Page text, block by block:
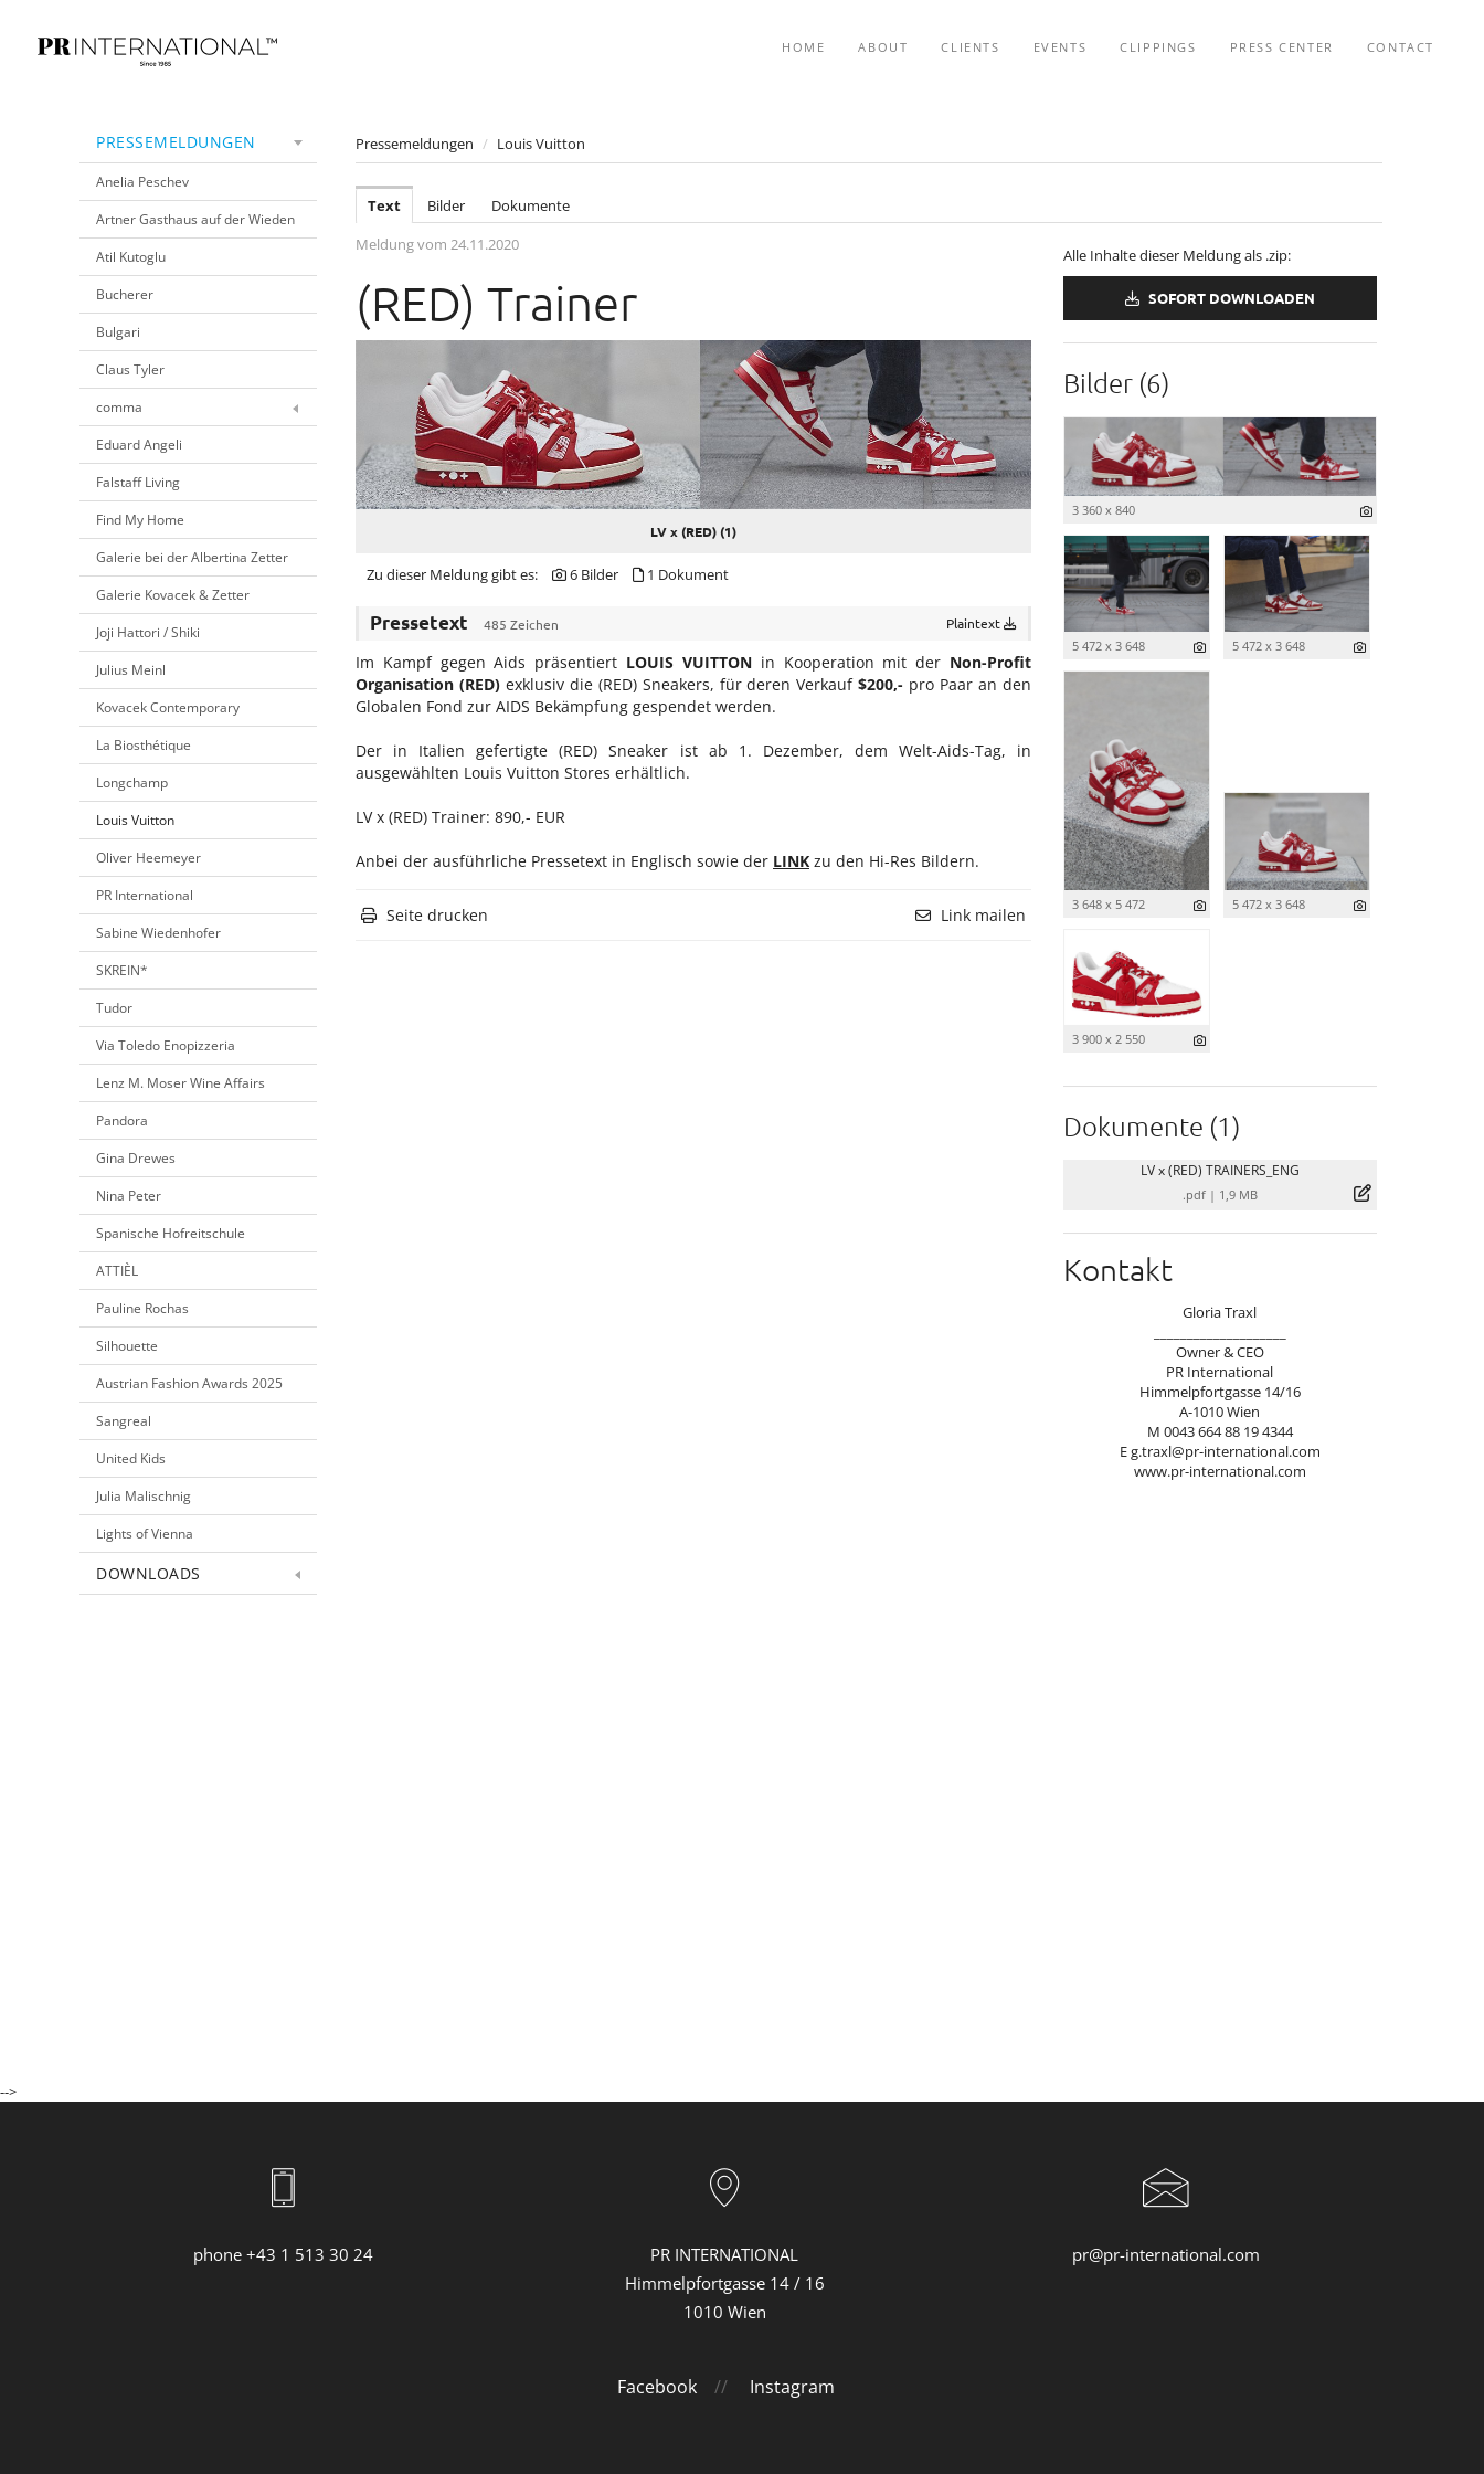
HOME ABOUT CLIENTS EVENTS CLIPPINGS PRESS CENTER CONTACT
PRESSEMELDUNGEN
Anelia Peschev
Artner Gasthaus auf der Wieden
Atil Kutoglu
Bucherer
Bulgari
Claus Tyler
comma
Eduard Angeli
Falstaff Living
Find My Home
Galerie bei der Albertina Zetter
Galerie Kovacek & Zetter
Joji Hattori / Shiki
Julius Meinl
Kovacek Contemporary
La Biosthétique
Longchamp
Louis Vuitton
Oliver Heemeyer
PR International
Sabine Wiedenhofer
SKREIN*
Tudor
Via Toledo Enopizzeria
Lenz M. Moser Wine Affairs
Pandora
Gina Drewes
Nina Peter
Spanische Hofreitschule
ATTIÈL
Pauline Rochas
Silhouette
Austrian Fashion Awards 2025
Sangreal
United Kids
Julia Malischnig
Lights of Vienna
DOWNLOADS
Pressemeldungen / Louis Vuitton
Text Bilder
Dokumente
Meldung vom 24.11.2020
(RED) Trainer
LV x (RED) (1)
Zu dieser Meldung gibt es: 6 Bilder 1 Dokument
Pressetext 485 Zeichen Plaintext
Im Kampf gegen Aids präsentiert LOUIS VUITTONin Kooperation mit der Non-Profit
Organisation (RED)exklusiv die (RED) Sneakers, für deren Verkauf$200,- pro Paar an den
Globalen Fond zur AIDS Bekämpfung gespendet werden.
Der in Italien gefertigte (RED) Sneaker ist ab 1. Dezember, dem Welt-Aids-Tag, in
ausgewählten Louis Vuitton Stores erhältlich.
LV x (RED) Trainer: 890,- EUR
Anbei der ausführliche Pressetext in Englisch sowie der LINK zu den Hi-Res Bildern.
Seite drucken Link mailen
Alle Inhalte dieser Meldung als .zip:
SOFORT DOWNLOADEN
Bilder (6)
3 360 x 840
5 472 x 3 648 5 472 x 3 648
3 648 x 5 472 5 472 x 3 648
3 900 x 2 550
Dokumente (1)
LV x (RED) TRAINERS_ENG
.pdf| 1,9 MB
Kontakt
Gloria Traxl
Owner & CEO
PR International
Himmelpfortgasse 14/16
A-1010 Wien
M 0043 664 88 19 4344
Eg.traxl@pr-international.com
www.pr-international.com
-->
phone +43 1 513 30 24
PR INTERNATIONAL
Himmelpfortgasse 14 / 16
1010 Wien
pr@pr-international.com
Facebook// Instagram